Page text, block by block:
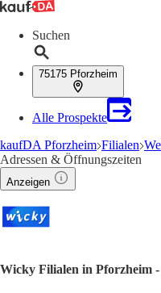
Suchen
75175 Pforzheim
Alle Prospekte
kaufDA Pforzheim Filialen
Adressen & Öffnungszeiten
Anzeigen
Wicky Filialen in Pforzheim